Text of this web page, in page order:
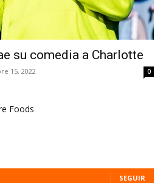
su comedia a Charlotte
15, 2022 0
SEGUIR